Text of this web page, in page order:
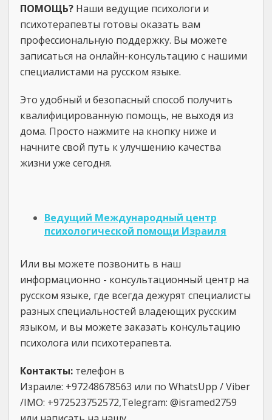
ПОМОЩЬ? Наши ведущие психологи и
психотерапевты готовы оказать вам
профессиональную поддержку. Вы можете
записаться на онлайн-консультацию с нашими
специалистами на русском языке.
Это удобный и безопасный способ получить
квалифицированную помощь, не выходя из
дома. Просто нажмите на кнопку ниже и
начните свой путь к улучшению качества
жизни уже сегодня.
Ведущий Mеждународный центр
психологической помощи Израиля
Или вы можете позвонить в наш
информационно - консультационный центр на
русском языке, где всегда дежурят специалисты
разных специальностей владеющих русским
языком, и вы можете заказать консультацию
психолога или психотерапевта.
Контакты: телефон в
Израиле: +97248678563 или по WhatsUpp / Viber
/IMO: +972523752572,Telegram: @isramed2759